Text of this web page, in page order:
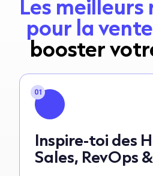
Les meilleurs
pour la
booster
01
Inspire-toi des
Sales, RevOps